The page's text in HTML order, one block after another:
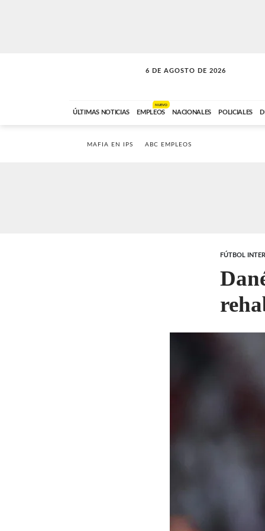
6 DE AGOSTO DE 2026
SOLO MÚSICA
ÚLTIMAS NOTICIAS EMPLEOS
NUEVO
NACIONALES POLICIALES
MAFIA EN IPS ABC EMPLEOS
FÚTBOL